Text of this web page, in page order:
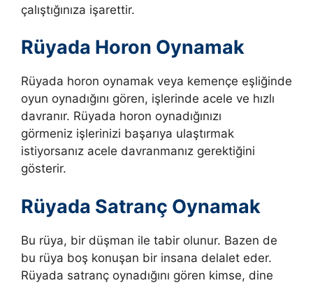
çalıştığınıza işarettir.
Rüyada Horon Oynamak
Rüyada horon oynamak veya kemençe eşliğinde
oyun oynadığını gören, işlerinde acele ve hızlı
davranır. Rüyada horon oynadığınızı
görmeniz işlerinizi başarıya ulaştırmak
istiyorsanız acele davranmanız gerektiğini
gösterir.
Rüyada Satranç Oynamak
Bu rüya, bir düşman ile tabir olunur. Bazen de
bu rüya boş konuşan bir insana delalet eder.
Rüyada satranç oynadığını gören kimse, dine